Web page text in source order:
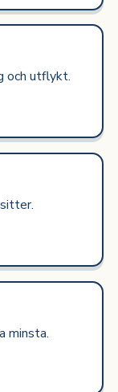
och utflykt.
minsta.